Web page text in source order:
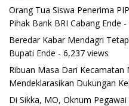
Orang Tua Siswa Penerima
Pihak Bank BRI Cabang Ende -
Beredar Kabar Mendagri
Bupati Ende - 6,237 views
Ribuan Masa Dari Kecamatan
Mendeklarasikan Dukungan
Di Sikka, MO, Oknum